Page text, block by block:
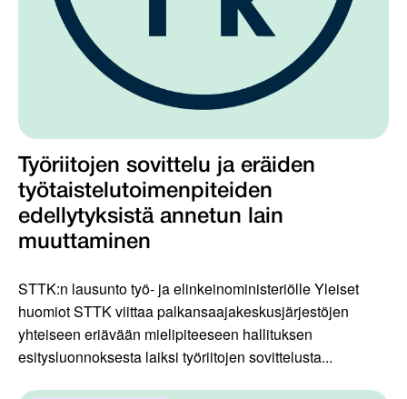
Työriitojen sovittelu ja eräiden
työtaistelutoimenpiteiden
edellytyksistä annetun lain
muuttaminen
STTK:n lausunto työ- ja elinkeinoministeriölle Yleiset
huomiot STTK viittaa palkansaajakeskusjärjestöjen
yhteiseen eriävään mielipiteeseen hallituksen
esitysluonnoksesta laiksi työriitojen sovittelusta...